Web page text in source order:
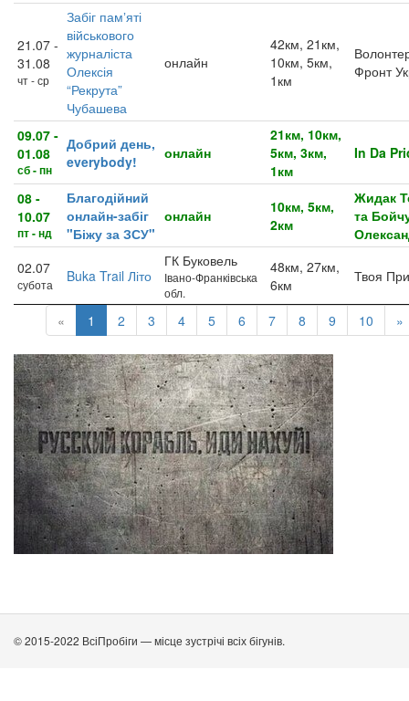
21.07 -
31.08
чт - ср
Забіг памʼяті
військового
журналіста
Олексія
“Рекрута”
Чубашева
онлайн
42км, 21км,
10км, 5км,
1км
Фронт
09.07 -
01.08
сб - пн
Добрий день,
everybody!
онлайн
21км, 10км,
5км, 3км,
1км
In Da
08 -
10.07
пт - нд
Благодійний
онлайн-забіг
"Біжу за ЗСУ"
онлайн
10км, 5км,
2км
Жидак
та
02.07
субота Buka Trail Літо
ГК Буковель
Івано-Франківська
обл.
48км, 27км,
6км
Твоя
« 1 2 3 4 5 6 7 8 9 10 »
© 2015-2022 ВсіПробіги — місце зустрічі всіх бігунів.